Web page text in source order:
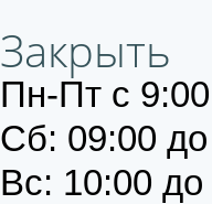
Закрыть
Пн-Пт с
Сб: 09:00
Вс: 10:00 до